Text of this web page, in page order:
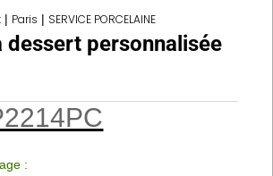
| Paris | SERVICE PORCELAINE
dessert personnalisée
: